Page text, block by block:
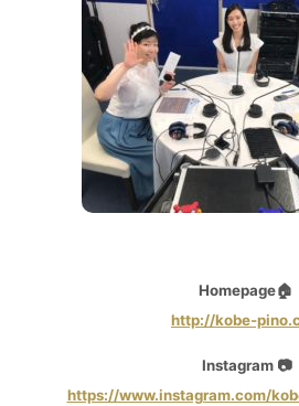
Homepage🏠
http://kobe-
Instagram 📷
https://www.instagram.com/